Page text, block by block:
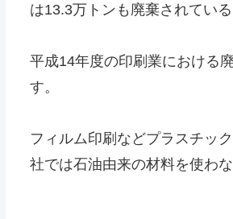
は13.3万トンも廃棄されてい
平成14年度の印刷業における
す。
フィルム印刷などプラスチッ
社では石油由来の材料を使わ